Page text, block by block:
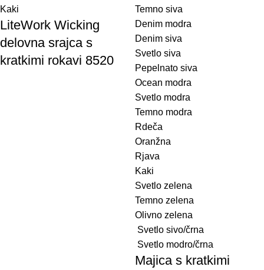
Kaki
LiteWork Wicking
delovna srajca s
kratkimi rokavi 8520
Temno siva
Denim modra
Denim siva
Svetlo siva
Pepelnato siva
Ocean modra
Svetlo modra
Temno modra
Rdeča
Oranžna
Rjava
Kaki
Svetlo zelena
Temno zelena
Olivno zelena
Svetlo sivo/črna
Svetlo modro/črna
Majica s kratkimi